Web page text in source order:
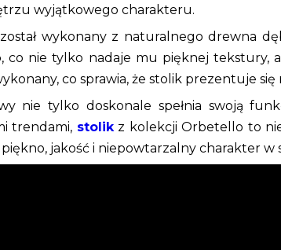
wyjątkowego charakteru.
wykonany z naturalnego drewna
co nie tylko nadaje mu pięknej tekstury,
co sprawia, że stolik prezentuje
nie tylko doskonale spełnia swoją
trendami, stolikz kolekcji Orbetello to
jakość i niepowtarzalny charakter w